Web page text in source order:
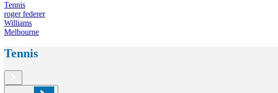
Tennis
roger federer
Williams
Melbourne
Tennis